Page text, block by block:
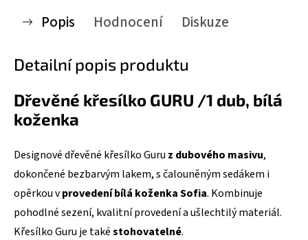
Popis Hodnocení Diskuze
Detailní popis produktu
Dřevěné křesílko GURU /1 dub, bílá
koženka
Designové dřevěné křesílko Guru z dubového masivu,
dokončené bezbarvým lakem, s čalouněným sedákem i
opěrkou vprovedení bílá koženka Sofia. Kombinuje
pohodlné sezení, kvalitní provedení a ušlechtilý materiál.
Křesílko Guru je takéstohovatelné.